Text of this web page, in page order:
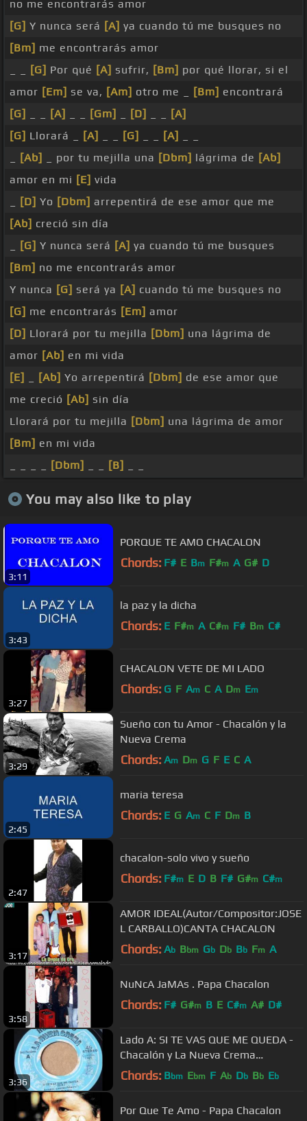
no me encontrarás amor
[G] Y nunca será [A] ya cuando tú me busques no
[Bm] me encontrarás amor
[G] Por qué [A] sufrir, [Bm] por qué llorar, si el
amor [Em] se va, [Am] otro me _ [Bm] encontrará
[G]
[A] [Gm] [D]
[A]
[G] Llorará _ [A] [G] [A]
[Ab] _ por tu mejilla una [Dbm] lágrima de [Ab]
amor en mi [E] vida
[D] Yo [Dbm] arrepentirá de ese amor que me
[Ab] creció sin día
[G] Y nunca será [A] ya cuando tú me busques
[Bm] no me encontrarás amor
Y nunca [G] será ya [A] cuando tú me busques no
[G] me encontrarás [Em] amor
[D] Llorará por tu mejilla [Dbm] una lágrima de
amor [Ab] en mi vida
[E]
[Ab] Yo arrepentirá [Dbm] de ese amor que
me creció [Ab] sin día
Llorará por tu mejilla [Dbm] una lágrima de amor
[Bm] en mi vida
[Dbm] [B]
You may also like to play
3:11
PORQUE TE AMO CHACALON
Chords: F# E Bm F#m A G# D
3:43
la paz y la dicha
Chords: E F#m A C#m F# Bm C#
3:27
CHACALON VETE DE MI LADO
Chords: G F Am C A Dm Em
3:29
Sueño con tu Amor - Chacalón y la
Nueva Crema
Chords: Am Dm G F E C A
2:45
maria teresa
Chords: E G Am C F Dm B
2:47
chacalon-solo vivo y sueño
Chords: F#m E D B F# G#m C#m
3:17
AMOR IDEAL(Autor/Compositor:JOSE
L CARBALLO)CANTA CHACALON
Chords: Ab Bbm Gb Db Bb Fm A
3:58
NuNcA JaMAs . Papa Chacalon
Chords: F# G#m B E C#m A# D#
3:36
Lado A: SI TE VAS QUE ME QUEDA -
Chacalón y La Nueva Crema
(Autor/Comp: D.R)
Chords: Bbm Ebm F Ab Db Bb Eb
Por Que Te Amo - Papa Chacalon